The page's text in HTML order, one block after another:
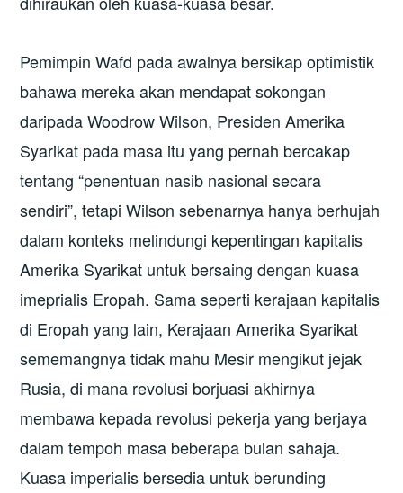
Pemimpin Wafd pada awalnya bersikap optimistik
bahawa mereka akan mendapat sokongan
daripada Woodrow Wilson, Presiden Amerika
Syarikat pada masa itu yang pernah bercakap
tentang “penentuan nasib nasional secara
sendiri”, tetapi Wilson sebenarnya hanya berhujah
dalam konteks melindungi kepentingan kapitalis
Amerika Syarikat untuk bersaing dengan kuasa
imeprialis Eropah. Sama seperti kerajaan kapitalis
di Eropah yang lain, Kerajaan Amerika Syarikat
sememangnya tidak mahu Mesir mengikut jejak
Rusia, di mana revolusi borjuasi akhirnya
membawa kepada revolusi pekerja yang berjaya
dalam tempoh masa beberapa bulan sahaja.
Kuasa imperialis bersedia untuk berunding